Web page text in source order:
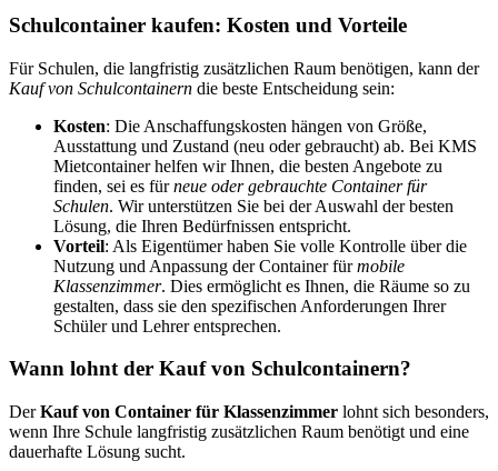
Schulcontainer kaufen: Kosten und Vorteile
Für Schulen, die langfristig zusätzlichen Raum benötigen, kann der
Kauf von Schulcontainern die beste Entscheidung sein:
Kosten: Die Anschaffungskosten hängen von Größe,
Ausstattung und Zustand (neu oder gebraucht) ab. Bei KMS
Mietcontainer helfen wir Ihnen, die besten Angebote zu
finden, sei es fürneue oder gebrauchte Container für
Schulen. Wir unterstützen Sie bei der Auswahl der besten
Lösung, die Ihren Bedürfnissen entspricht.
Vorteil: Als Eigentümer haben Sie volle Kontrolle über die
Nutzung und Anpassung der Container fürmobile
Klassenzimmer. Dies ermöglicht es Ihnen, die Räume so zu
gestalten, dass sie den spezifischen Anforderungen Ihrer
Schüler und Lehrer entsprechen.
Wann lohnt der Kauf von Schulcontainern?
DerKauf von Container für Klassenzimmer lohnt sich besonders,
wenn Ihre Schule langfristig zusätzlichen Raum benötigt und eine
dauerhafte Lösung sucht.